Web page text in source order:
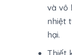
và vô
nhiệt
hại.
Thiết